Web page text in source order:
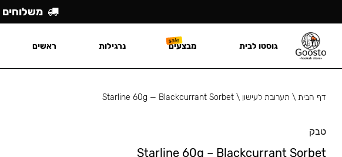
דף הבית\ תערובת לעישון \
Starline 60g — Blackcurrant Sorbet
טבק
Starline 60g – Blackcurrant Sorbet
משלוחים
גוסטו לבית מבצעים נרגילות ראשים